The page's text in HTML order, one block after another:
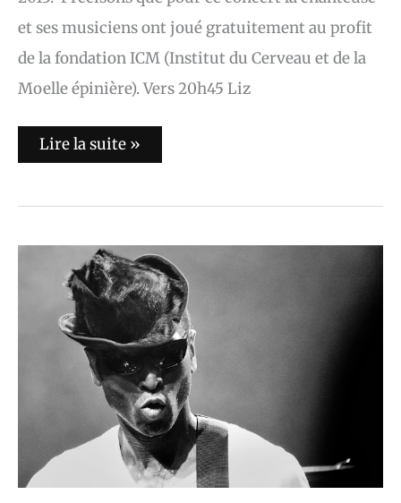
et ses musiciens ont joué gratuitement au profit
de la fondation ICM (Institut du Cerveau et de la
Moelle épinière). Vers 20h45 Liz
Lire la suite »
Keziah
Jones
Bataclan
Décembre